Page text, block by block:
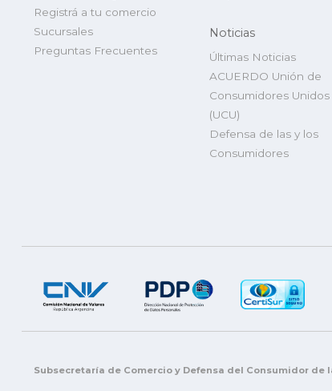
Registrá a tu comercio
Sucursales
Preguntas Frecuentes
Noticias
Últimas Noticias
ACUERDO Unión de
Consumidores Unidos
(UCU)
Defensa de las y los
Consumidores
Subsecretaría de Comercio y Defensa del Consumidor